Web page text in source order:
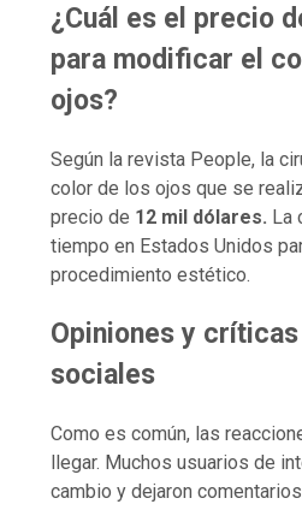
¿Cuál es el precio
para modificar el
ojos?
Según la revista People, la
color de los ojos que se
precio de 12 mil dólares. La
tiempo en Estados Unidos
procedimiento estético.
Opiniones y
sociales
Como es común, las
llegar. Muchos usuarios de
cambio y dejaron